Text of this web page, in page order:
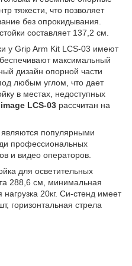
тяжести, что позволяет
без опрокидывания.
составляет 137,2 см.
у Grip Arm Kit LCS-03 имеют
максимальный
дизайн опорной части
любым углом, что дает
в местах, недоступных
LCS-03 рассчитан на
популярными
профессиональных
и видео операторов.
для осветительных
288,6 см, минимальная
20кг. Си-стенд имеет
горизонтальная стрела